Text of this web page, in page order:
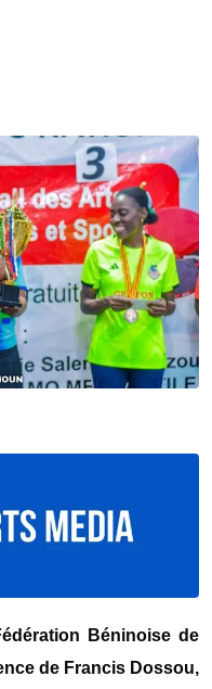
Béninoise de
de Francis Dossou,